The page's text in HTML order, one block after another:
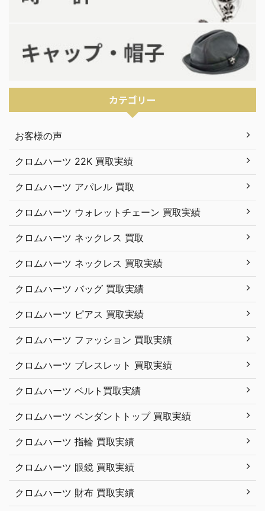
カテゴリー
お客様の声
クロムハーツ 22K 買取実績
クロムハーツ アパレル 買取
クロムハーツ ウォレットチェーン 買取実績
クロムハーツ ネックレス 買取
クロムハーツ ネックレス 買取実績
クロムハーツ バッグ 買取実績
クロムハーツ ピアス 買取実績
クロムハーツ ファッション 買取実績
クロムハーツ ブレスレット 買取実績
クロムハーツ ベルト買取実績
クロムハーツ ペンダントトップ 買取実績
クロムハーツ 指輪 買取実績
クロムハーツ 眼鏡 買取実績
クロムハーツ 財布 買取実績